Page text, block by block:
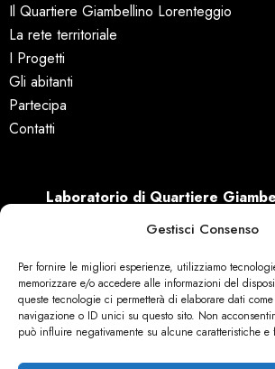
Gestisci Consenso
Per fornire le migliori esperienze, utilizziamo
memorizzare e/o accedere alle informazioni del
queste tecnologie ci permetterà di elaborare dati
navigazione o ID unici su questo sito. Non
può influire negativamente su alcune caratteristiche e
Il Quartiere Giambellino Lorenteggio
La rete territoriale
I Progetti
Gli abitanti
Partecipa
Contatti
Laboratorio di Quartiere